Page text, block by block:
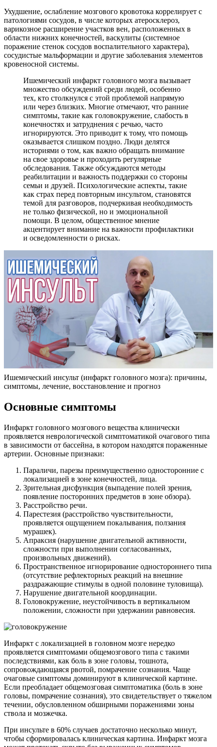
Ухудшение, ослабление мозгового кровотока коррелирует с
патологиями сосудов, в числе которых атеросклероз,
варикозное расширение участков вен, расположенных в
области нижних конечностей, васкулиты (системное
поражение стенок сосудов воспалительного характера),
сосудистые мальформации и другие заболевания элементов
кровеносной системы.
Ишемический инфаркт головного мозга вызывает
множество обсуждений среди людей, особенно
тех, кто столкнулся с этой проблемой напрямую
или через близких. Многие отмечают, что ранние
симптомы, такие как головокружение, слабость в
конечностях и затруднения с речью, часто
игнорируются. Это приводит к тому, что помощь
оказывается слишком поздно. Люди делятся
историями о том, как важно обращать внимание
на свое здоровье и проходить регулярные
обследования. Также обсуждаются методы
реабилитации и важность поддержки со стороны
семьи и друзей. Психологические аспекты, такие
как страх перед повторным инсультом, становятся
темой для разговоров, подчеркивая необходимость
не только физической, но и эмоциональной
помощи. В целом, общественное мнение
акцентирует внимание на важности профилактики
и осведомленности о рисках.
Ишемический инсульт (инфаркт головного мозга): причины,
симптомы, лечение, восстановление и прогноз
Основные симптомы
Инфаркт головного мозгового вещества клинически
проявляется неврологической симптоматикой очагового типа
в зависимости от бассейна, в котором находятся пораженные
артерии. Основные признаки:
Параличи, парезы преимущественно односторонние с
локализацией в зоне конечностей, лица.
Зрительная дисфункция (выпадение полей зрения,
появление посторонних предметов в зоне обзора).
Расстройство речи.
Парестезия (расстройство чувствительности,
проявляется ощущением покалывания, ползания
мурашек).
Апраксия (нарушение двигательной активности,
сложности при выполнении согласованных,
произвольных движений).
Пространственное игнорирование одностороннего типа
(отсутствие рефлекторных реакций на внешние
раздражающие стимулы в одной половине туловища).
Нарушение двигательной координации.
Головокружение, неустойчивость в вертикальном
положении, сложности при удержании равновесия.
Инфаркт с локализацией в головном мозге нередко
проявляется симптомами общемозгового типа с такими
последствиями, как боль в зоне головы, тошнота,
сопровождающаяся рвотой, помрачение сознания. Чаще
очаговые симптомы доминируют в клинической картине.
Если преобладает общемозговая симптоматика (боль в зоне
головы, помрачение сознания), это свидетельствует о тяжелом
течении, обусловленном обширными поражениями зоны
ствола и мозжечка.
При инсульте в 60% случаев достаточно несколько минут,
чтобы сформировалась клиническая картина. Инфаркт мозга